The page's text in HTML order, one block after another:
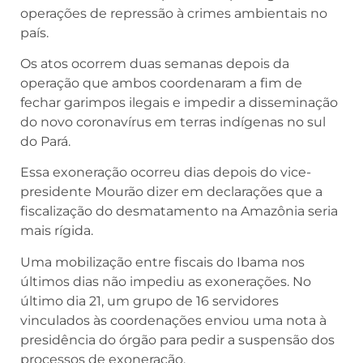
operações de repressão à crimes ambientais no
país.
Os atos ocorrem duas semanas depois da
operação que ambos coordenaram a fim de
fechar garimpos ilegais e impedir a disseminação
do novo coronavírus em terras indígenas no sul
do Pará.
Essa exoneração ocorreu dias depois do vice-
presidente Mourão dizer em declarações que a
fiscalização do desmatamento na Amazônia seria
mais rígida.
Uma mobilização entre fiscais do Ibama nos
últimos dias não impediu as exonerações. No
último dia 21, um grupo de 16 servidores
vinculados às coordenações enviou uma nota à
presidência do órgão para pedir a suspensão dos
processos de exoneração.